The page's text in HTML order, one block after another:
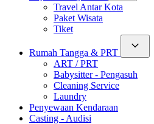
Travel Antar Kota
Paket Wisata
Tiket
Rumah Tangga & PRT
ART / PRT
Babysitter - Pengasuh
Cleaning Service
Laundry
Penyewaan Kendaraan
Casting - Audisi